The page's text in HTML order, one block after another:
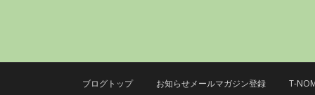
ブログトップ お知らせメールマガジン登録 T-